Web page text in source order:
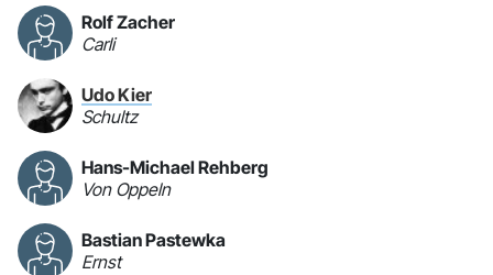
Rolf Zacher
Carli
Udo Kier
Schultz
Hans-Michael Rehberg
Von Oppeln
Bastian Pastewka
Ernst